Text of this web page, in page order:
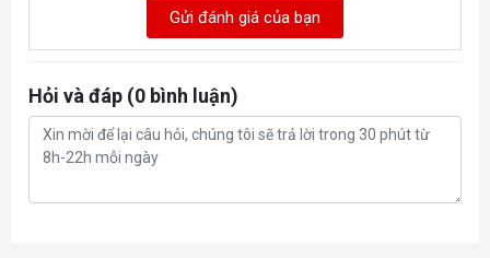
Gửi đánh giá của bạn
Hỏi và đáp (0 bình luận)